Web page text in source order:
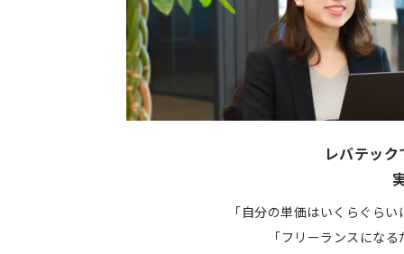
レバテッ
「自分の単価はいくらぐら
「フリーランスにな